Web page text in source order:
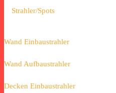
Strahler/Spots
Wand Einbaustrahler
Wand Aufbaustrahler
Decken Einbaustrahler